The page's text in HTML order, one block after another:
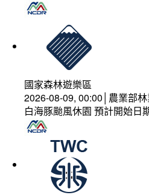
國家森林遊樂區
2026-08-09, 00:00│農業部
白海豚颱風休園 預計開始